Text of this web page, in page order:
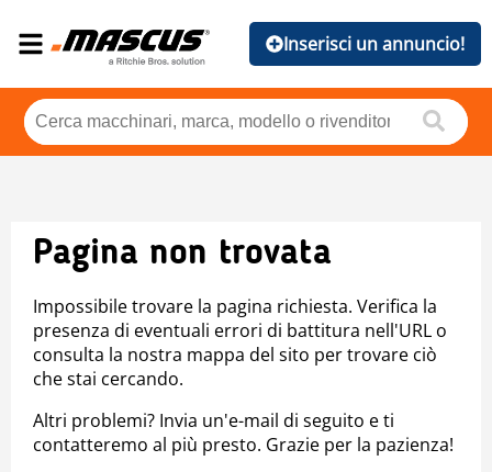
Inserisci un annuncio!
Pagina non trovata
Impossibile trovare la pagina richiesta. Verifica la
presenza di eventuali errori di battitura nell'URL o
consulta la nostra mappa del sito per trovare ciò
che stai cercando.
Altri problemi? Invia un'e-mail di seguito e ti
contatteremo al più presto. Grazie per la pazienza!